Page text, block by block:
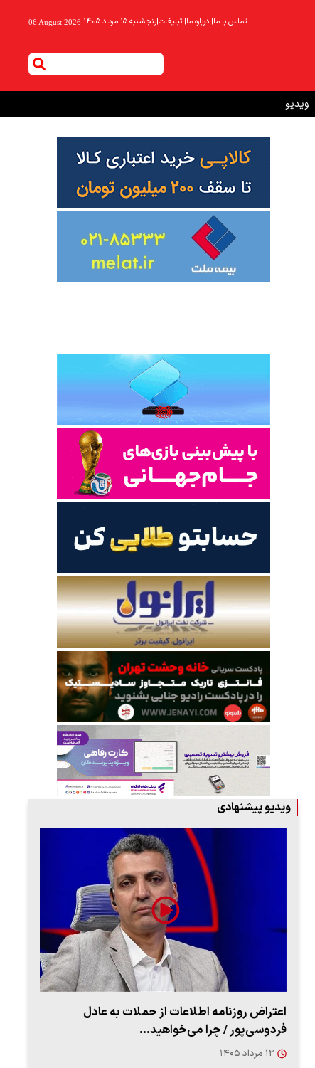
تماس با ما| درباره ما| تبلیغات|پنجشنبه ۱۵ مرداد ۱۴۰۵ |
06 August 2026
ویدیو
ویدیو پیشنهادی
اعتراض روزنامه اطلاعات از حملات به عادل
فردوسی‌پور / چرا می‌خواهید…
۱۲ مرداد ۱۴۰۵